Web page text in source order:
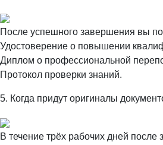
После успешного завершения вы
Удостоверение о повышении
Диплом о профессиональной
Протокол проверки знаний.
5. Когда придут оригиналы
В течение трёх рабочих дней после